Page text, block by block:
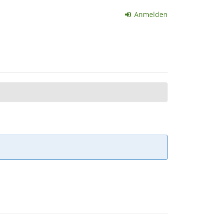
Anmelden